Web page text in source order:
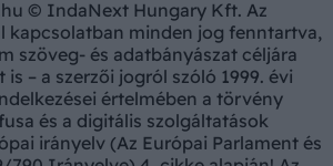
© IndaNext Hungary Kft. Az
kapcsolatban minden jog fenntartva,
szöveg- és adatbányászat céljára
– a szerzői jogról szóló 1999. évi
értelmében a törvény
és a digitális szolgáltatások
irányelv (Az Európai Parlament és